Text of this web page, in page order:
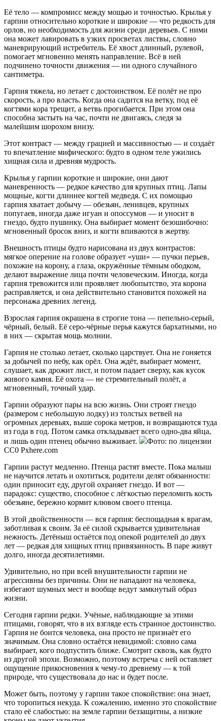
Её тело — компромисс между мощью и точностью. Крылья у
гарпии относительно короткие и широкие — что редкость для
орлов, но необходимость для жизни среди деревьев. С ними
она может лавировать в узких просветах листвы, словно
маневрирующий истребитель. Её хвост длинный, рулевой,
помогает мгновенно менять направление. Всё в ней
подчинено точности движения — ни одного случайного
сантиметра.
Гарпия тяжела, но летает с достоинством. Её полёт не про
скорость, а про власть. Когда она садится на ветку, под её
когтями кора трещит, а ветвь прогибается. При этом она
способна застыть на час, почти не двигаясь, следя за
малейшим шорохом внизу.
Этот контраст — между грацией и массивностью — и создаёт
то впечатление мифического: будто в одном теле ужились
хищная сила и древняя мудрость.
Крылья у гарпии короткие и широкие, они дают
маневренность — редкое качество для крупных птиц. Лапы
мощные, когти длиннее когтей медведя. С их помощью
гарпия хватает добычу — обезьян, ленивцев, крупных
попугаев, иногда даже игуан и опоссумов — и уносит в
гнездо, будто пушинку. Она выбирает момент безошибочно:
мгновенный бросок вниз, и когти впиваются в жертву.
Внешность птицы будто нарисована из двух контрастов:
мягкое оперение на голове образует «уши» — пучки перьев,
похожие на корону, а глаза, окружённые тёмным ободком,
делают выражение лица почти человеческим. Иногда, когда
гарпия тревожится или проявляет любопытство, эта корона
расправляется, и она действительно становится похожей на
персонажа древних легенд.
Взрослая гарпия окрашена в строгие тона — пепельно-серый,
чёрный, белый. Её серо-чёрные перья кажутся бархатными, но
в них — скрытая мощь молнии.
Гарпия не столько летает, сколько царствует. Она не гоняется
за добычей по небу, как орёл. Она ждёт, выбирает момент,
слушает, как дрожит лист, и потом падает сверху, как кусок
живого камня. Её охота — не стремительный полёт, а
мгновенный, точный удар.
Гарпии образуют пары на всю жизнь. Они строят гнездо
(размером с небольшую лодку) из толстых ветвей на
огромных деревьях, выше сорока метров, и возвращаются туда
из года в год. Потом самка откладывает всего одно-два яйца,
и лишь один птенец обычно выживает.
Фото: по лицензии
CC0 Pxhere.com
Гарпии растут медленно. Птенца растят вместе. Пока малыш
не научится летать и охотиться, родители делят обязанности:
один приносит еду, другой охраняет гнездо. И вот —
парадокс: существо, способное с лёгкостью переломить кость
обезьяне, бережно кормит клювом своего птенца.
В этой двойственности — вся гарпия: беспощадная к врагам,
заботливая к своим. За её силой скрывается удивительная
нежность. Детёныш остаётся под опекой родителей до двух
лет — редкая для хищных птиц привязанность. В паре живут
долго, иногда десятилетиями.
Удивительно, но при всей внушительности гарпии не
агрессивны без причины. Они не нападают на человека,
избегают шумных мест и вообще ведут замкнутый образ
жизни.
Сегодня гарпии редки. Учёные, наблюдающие за этими
птицами, говорят, что в их взгляде есть странное достоинство.
Гарпия не боится человека, она просто не признаёт его
значимым. Она словно остаётся невидимой: словно сама
выбирает, кого подпустить ближе. Смотрит сквозь, как будто
из другой эпохи. Возможно, поэтому встреча с ней оставляет
ощущение прикосновения к чему-то древнему — к той
природе, что существовала до нас и будет после.
Может быть, поэтому у гарпии такое спокойствие: она знает,
что торопиться некуда. К сожалению, именно это спокойствие
стало её слабостью: на земле гарпии беззащитны, а низкие